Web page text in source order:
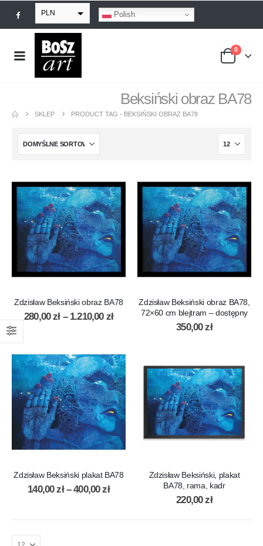
PLN
EUR
USD
Polish
0
Beksiński obraz BA78
SKLEP PRODUCT TAG - BEKSIŃSKI OBRAZ BA78
Zdzisław Beksiński obraz BA78
280,00zł – 1.210,00 zł
Zdzisław Beksiński obraz BA78,
72×60 cm blejtram – dostępny
350,00zł
Zdzisław Beksiński plakat BA78
140,00zł – 400,00zł
Zdzisław Beksiński, plakat
BA78, rama, kadr
220,00zł